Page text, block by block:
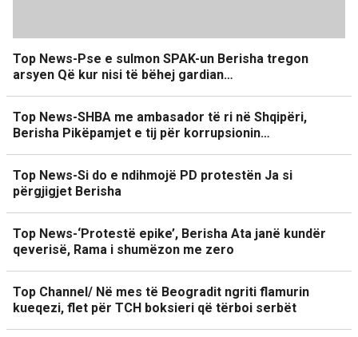
Top News-Pse e sulmon SPAK-un Berisha tregon
arsyen Që kur nisi të bëhej gardian…
Top News-SHBA me ambasador të ri në Shqipëri,
Berisha Pikëpamjet e tij për korrupsionin…
Top News-Si do e ndihmojë PD protestën Ja si
përgjigjet Berisha
Top News-‘Protestë epike’, Berisha Ata janë kundër
qeverisë, Rama i shumëzon me zero
Top Channel/ Në mes të Beogradit ngriti flamurin
kueqezi, flet për TCH boksieri që tërboi serbët